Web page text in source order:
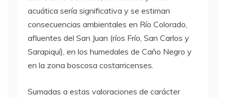
acuática sería significativa y se estiman
consecuencias ambientales en Río Colorado,
afluentes del San Juan (ríos Frío, San Carlos y
Sarapiquí), en los humedales de Caño Negro y
en la zona boscosa costarricenses.
Sumadas a estas valoraciones de carácter